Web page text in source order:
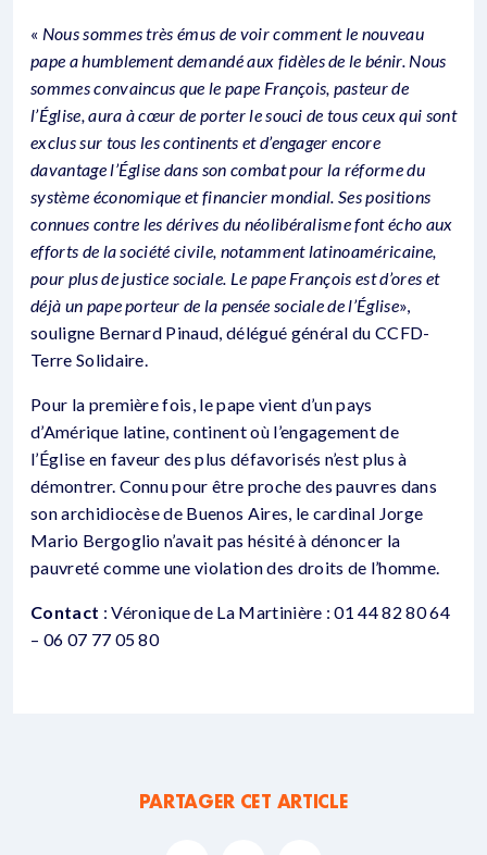
« Nous sommes très émus de voir comment le nouveau
pape a humblement demandé aux fidèles de le bénir. Nous
sommes convaincus que le pape François, pasteur de
l’Église, aura à cœur de porter le souci de tous ceux qui sont
exclus sur tous les continents et d’engager encore
davantage l’Église dans son combat pour la réforme du
système économique et financier mondial. Ses positions
connues contre les dérives du néolibéralisme font écho aux
efforts de la société civile, notamment latinoaméricaine,
pour plus de justice sociale. Le pape François est d’ores et
déjà un pape porteur de la pensée sociale de l’Église»,
souligne Bernard Pinaud, délégué général du CCFD-
Terre Solidaire.
Pour la première fois, le pape vient d’un pays
d’Amérique latine, continent où l’engagement de
l’Église en faveur des plus défavorisés n’est plus à
démontrer. Connu pour être proche des pauvres dans
son archidiocèse de Buenos Aires, le cardinal Jorge
Mario Bergoglio n’avait pas hésité à dénoncer la
pauvreté comme une violation des droits de l’homme.
Contact : Véronique de La Martinière : 01 44 82 80 64
– 06 07 77 05 80
PARTAGER CET ARTICLE